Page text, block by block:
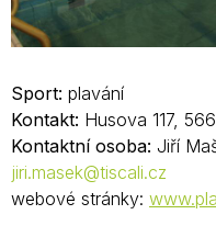
Sport: plavání
Kontakt: Husova 117,
Kontaktní osoba: Jiří
jiri.masek@tiscali.cz
webové stránky: